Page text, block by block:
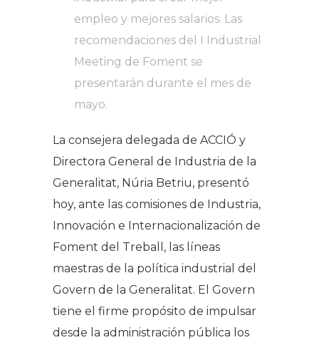
empleo y mejores salarios. Las
recomendaciones del
I Industrial
Meeting de Foment se
presentarán durante el mes de
mayo.
La consejera delegada de ACCIÓ y
Directora General de Industria de la
Generalitat, Núria Betriu, presentó
hoy, ante las comisiones de Industria,
Innovación e Internacionalización de
Foment del Treball, las líneas
maestras de la política industrial del
Govern de la Generalitat. El Govern
tiene el firme propósito de impulsar
desde la administración pública los